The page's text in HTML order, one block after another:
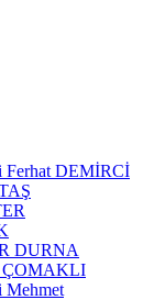
Ferhat DEMİRCİ
DURNA
ÇOMAKLI
Mehmet